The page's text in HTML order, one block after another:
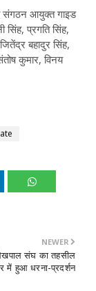
संगठन आयुक्त गाइड
सिंह, प्रगति सिंह,
बहादुर सिंह,
कुमार, विनय
NEWER
संघ का तहसील
में हुआ धरना-प्रदर्शन